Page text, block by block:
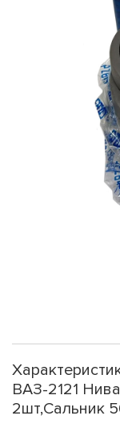
ВАЗ-2121
2шт,Сальник